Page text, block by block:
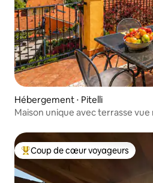
Hébergement ⋅ Pitelli
Maison unique avec terrasse vue
Coups de cœur voyageurs les
Coup de cœur voyageurs